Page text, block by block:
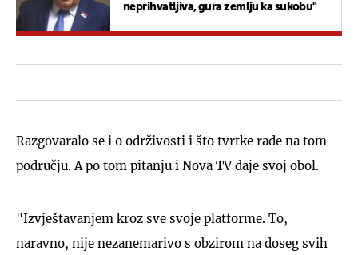
neprihvatljiva, gura zemlju ka sukobu"
Razgovaralo se i o održivosti i što tvrtke rade na tom
području. A po tom pitanju i Nova TV daje svoj obol.
"Izvještavanjem kroz sve svoje platforme. To,
naravno, nije nezanemarivo s obzirom na doseg svih